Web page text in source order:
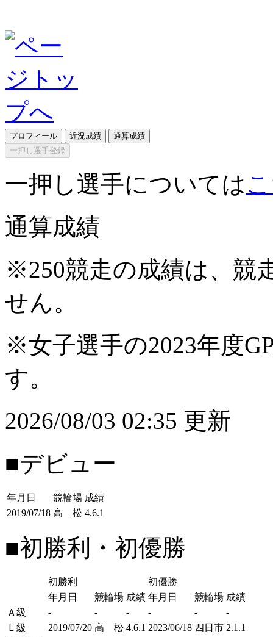
プロフィール 近況成績
通算成績
一押し選手登録
一押し選手については
通算成績
※250競走の成績は、競
せん。
※女子選手の2023年度
す。
2026/08/03 02:35 更新
■デビュー
年月日 競輪場 成績
2019/07/18 高 松 4.6.1
■初勝利・初優勝
初勝利
初優勝
年月日
競輪場 成績 年月日 競輪場 成績
Ａ級
- - - - -
-
Ｌ級
2019/07/20 高 松 4.6.1 2023/06/18 四日市 2.1.1